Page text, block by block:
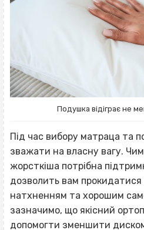
Подушка відіграє не
Під час вибору матраца та
зважати на власну вагу.
жорсткіша потрібна
дозволить вам прокидатися
натхненням та хорошим
зазначимо, що якісний
допомогти зменшити